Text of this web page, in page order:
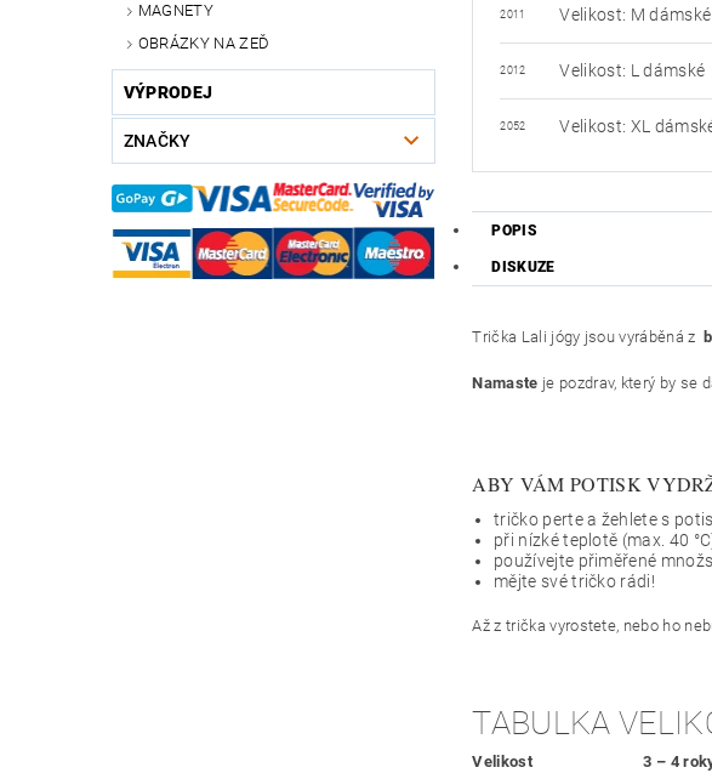
MAGNETY
OBRÁZKY NA ZEĎ
VÝPRODEJ
ZNAČKY
2011 Velikost: M dámské
2012 Velikost: L dámské
2052 Velikost: XL
POPIS
DISKUZE
Trička Lali jógy jsou vyráběná z
Namaste je pozdrav, který by se
ABY VÁM POTISK
tričko perte a žehlete s
při nízké teplotě (max. 40
používejte přiměřené
mějte své tričko rádi!
Až z trička vyrostete, nebo ho
TABULKA
Velikost 3 – 4